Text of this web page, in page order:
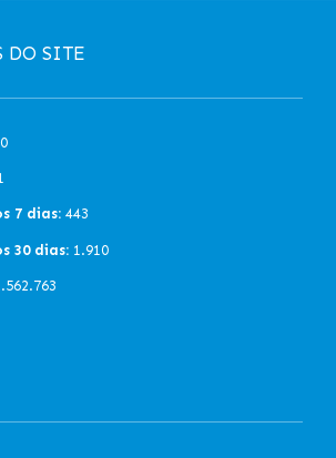
DO SITE
0
7 dias: 443
30 dias: 1.910